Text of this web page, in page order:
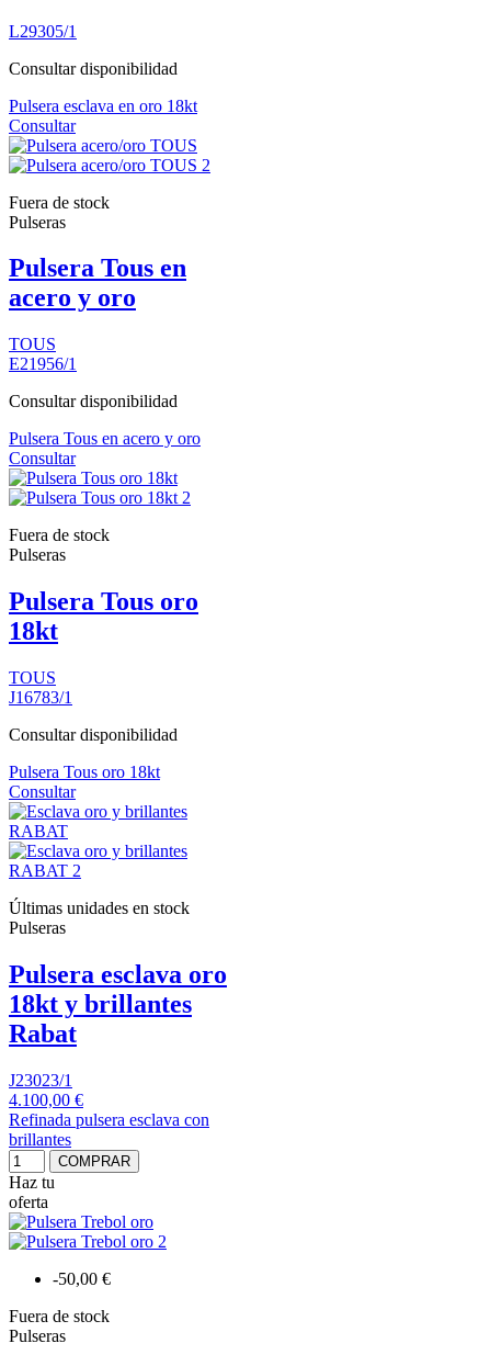
L29305/1
Consultar disponibilidad
Pulsera esclava en oro 18kt
Consultar
Fuera de stock
Pulseras
Pulsera Tous en
acero y oro
TOUS
E21956/1
Consultar disponibilidad
Pulsera Tous en acero y oro
Consultar
Fuera de stock
Pulseras
Pulsera Tous oro
18kt
TOUS
J16783/1
Consultar disponibilidad
Pulsera Tous oro 18kt
Consultar
Últimas unidades en stock
Pulseras
Pulsera esclava oro
18kt y brillantes
Rabat
J23023/1
4.100,00 €
Refinada pulsera esclava con
brillantes
COMPRAR
Haz tu
oferta
-50,00 €
Fuera de stock
Pulseras